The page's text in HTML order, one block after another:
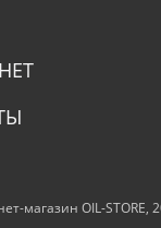
магазин OIL-STORE,